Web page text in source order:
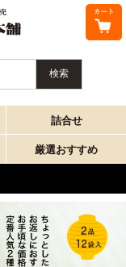
詰合せ
厳選おすすめ